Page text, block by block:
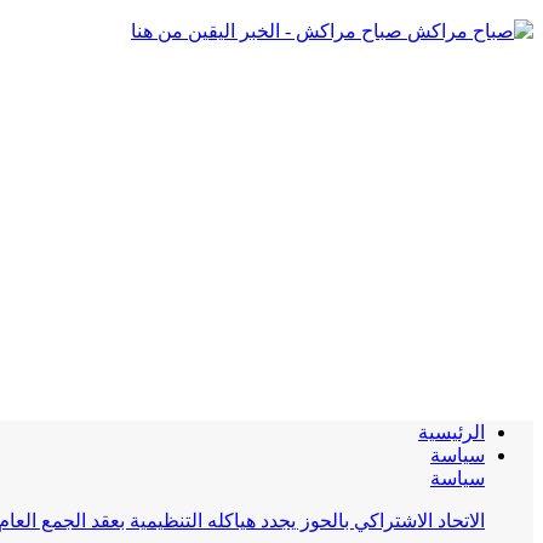
صباح مراكش - الخبر اليقين من هنا
الرئيسية
سياسة
سياسة
الاتحاد الاشتراكي بالحوز يجدد هياكله التنظيمية بعقد الجمع